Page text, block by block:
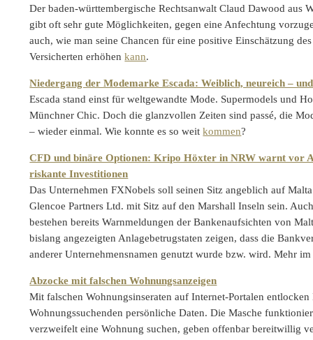
Der baden-württembergische Rechtsanwalt Claud Dawood aus
gibt oft sehr gute Möglichkeiten, gegen eine Anfechtung
auch, wie man seine Chancen für eine positive Einschätzung
Versicherten erhöhenkann.
Niedergang der Modemarke Escada: Weiblich, neureich –
Escada stand einst für weltgewandte Mode. Supermodels und
Münchner Chic. Doch die glanzvollen Zeiten sind passé, die
– wieder einmal. Wie konnte es so weitkommen?
CFD und binäre Optionen: Kripo Höxter in NRW warnt vor
riskante Investitionen
Das Unternehmen FXNobels soll seinen Sitz angeblich auf
Glencoe Partners Ltd. mit Sitz auf den Marshall Inseln sein.
bestehen bereits Warnmeldungen der Bankenaufsichten von
bislang angezeigten Anlagebetrugstaten zeigen, dass die
anderer Unternehmensnamen genutzt wurde bzw. wird. Mehr
Abzocke mit falschen Wohnungsanzeigen
Mit falschen Wohnungsinseraten auf Internet-Portalen entlocken
Wohnungssuchenden persönliche Daten. Die Masche
verzweifelt eine Wohnung suchen, geben offenbar bereitwillig